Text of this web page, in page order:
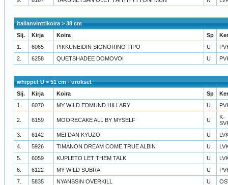
italianvinttikoira > 38 cm
Sij.
Kirja Koira Sp
1.
6065 PIKKUNEIDIN SIGNORINO TIPO U
2.
6258 QUETSHADEE DOMOVOI U
whippet U > 51 cm - urokset
Sij.
Kirja Koira Sp
1.
6070 MY WILD EDMUND HILLARY U
2. 6159 MOORECAKE ALL BY MYSELF U
K-
3.
6142 MEI DAN KYUZO U
4.
5926 TIMANON DREAM COME TRUE ALBIN U
5.
6059 KUPLETO LET THEM TALK U
6.
6122 MY WILD SUBRA U
7.
5835 NYANSSIN OVERKILL U